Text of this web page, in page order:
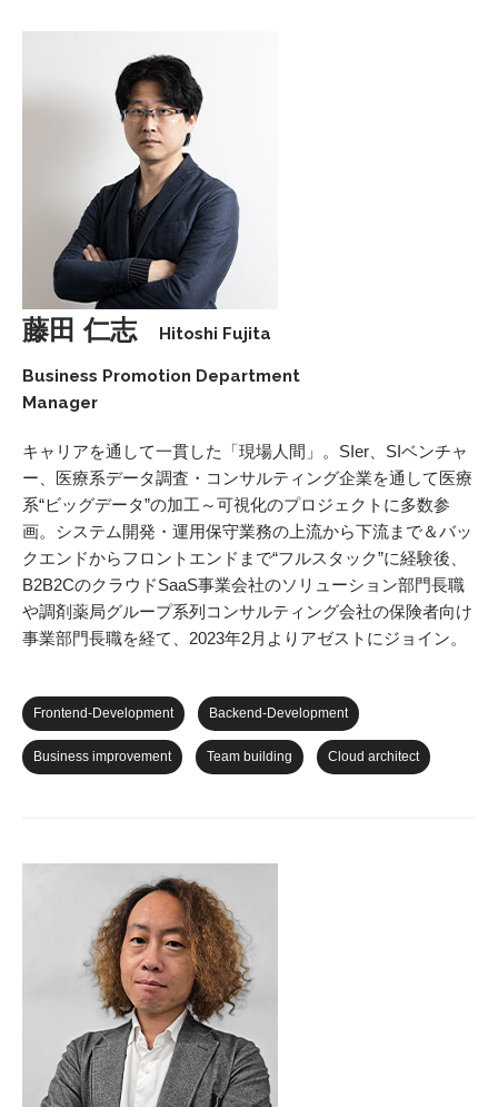
藤田 仁志 Hitoshi Fujita
Business Promotion Department
Manager
キャリアを通して一貫した「現場人間」。SIer、SIベンチャ
ー、医療系データ調査・コンサルティング企業を通して医療
系“ビッグデータ”の加工～可視化のプロジェクトに多数参
画。システム開発・運用保守業務の上流から下流まで＆バッ
クエンドからフロントエンドまで“フルスタック”に経験後、
B2B2CのクラウドSaaS事業会社のソリューション部門長職
や調剤薬局グループ系列コンサルティング会社の保険者向け
事業部門長職を経て、2023年2月よりアゼストにジョイン。
Frontend-Development Backend-Development
Business improvement Team building Cloud architect